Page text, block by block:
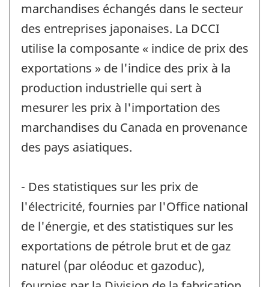
marchandises échangés dans le secteur
des entreprises japonaises. La DCCI
utilise la composante « indice de prix des
exportations » de l'indice des prix à la
production industrielle qui sert à
mesurer les prix à l'importation des
marchandises du Canada en provenance
des pays asiatiques.
- Des statistiques sur les prix de
l'électricité, fournies par l'Office national
de l'énergie, et des statistiques sur les
exportations de pétrole brut et de gaz
naturel (par oléoduc et gazoduc),